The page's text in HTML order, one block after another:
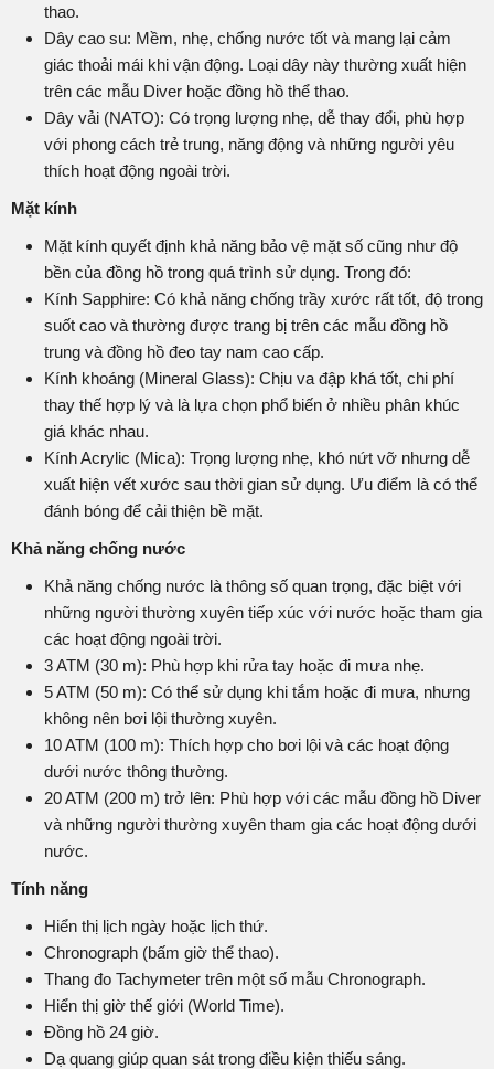
thao.
Dây cao su: Mềm, nhẹ, chống nước tốt và mang lại cảm
giác thoải mái khi vận động. Loại dây này thường xuất hiện
trên các mẫu Diver hoặc đồng hồ thể thao.
Dây vải (NATO): Có trọng lượng nhẹ, dễ thay đổi, phù hợp
với phong cách trẻ trung, năng động và những người yêu
thích hoạt động ngoài trời.
Mặt kính
Mặt kính quyết định khả năng bảo vệ mặt số cũng như độ
bền của đồng hồ trong quá trình sử dụng. Trong đó:
Kính Sapphire: Có khả năng chống trầy xước rất tốt, độ trong
suốt cao và thường được trang bị trên các mẫu đồng hồ
trung và đồng hồ đeo tay nam cao cấp.
Kính khoáng (Mineral Glass): Chịu va đập khá tốt, chi phí
thay thế hợp lý và là lựa chọn phổ biến ở nhiều phân khúc
giá khác nhau.
Kính Acrylic (Mica): Trọng lượng nhẹ, khó nứt vỡ nhưng dễ
xuất hiện vết xước sau thời gian sử dụng. Ưu điểm là có thể
đánh bóng để cải thiện bề mặt.
Khả năng chống nước
Khả năng chống nước là thông số quan trọng, đặc biệt với
những người thường xuyên tiếp xúc với nước hoặc tham gia
các hoạt động ngoài trời.
3 ATM (30 m): Phù hợp khi rửa tay hoặc đi mưa nhẹ.
5 ATM (50 m): Có thể sử dụng khi tắm hoặc đi mưa, nhưng
không nên bơi lội thường xuyên.
10 ATM (100 m): Thích hợp cho bơi lội và các hoạt động
dưới nước thông thường.
20 ATM (200 m) trở lên: Phù hợp với các mẫu đồng hồ Diver
và những người thường xuyên tham gia các hoạt động dưới
nước.
Tính năng
Hiển thị lịch ngày hoặc lịch thứ.
Chronograph (bấm giờ thể thao).
Thang đo Tachymeter trên một số mẫu Chronograph.
Hiển thị giờ thế giới (World Time).
Đồng hồ 24 giờ.
Dạ quang giúp quan sát trong điều kiện thiếu sáng.